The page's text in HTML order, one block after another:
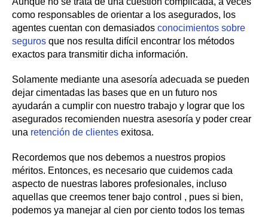
como responsables de orientar a los asegurados, los
agentes cuentan con demasiados conocimientos sobre
seguros que nos resulta difícil encontrar los métodos
exactos para transmitir dicha información.
Solamente mediante una asesoría adecuada se pueden
dejar cimentadas las bases que en un futuro nos
ayudarán a cumplir con nuestro trabajo y lograr que los
asegurados recomienden nuestra asesoría y poder crear
una retención de clientes exitosa.
Recordemos que nos debemos a nuestros propios
méritos. Entonces, es necesario que cuidemos cada
aspecto de nuestras labores profesionales, incluso
aquellas que creemos tener bajo control , pues si bien,
podemos ya manejar al cien por ciento todos los temas